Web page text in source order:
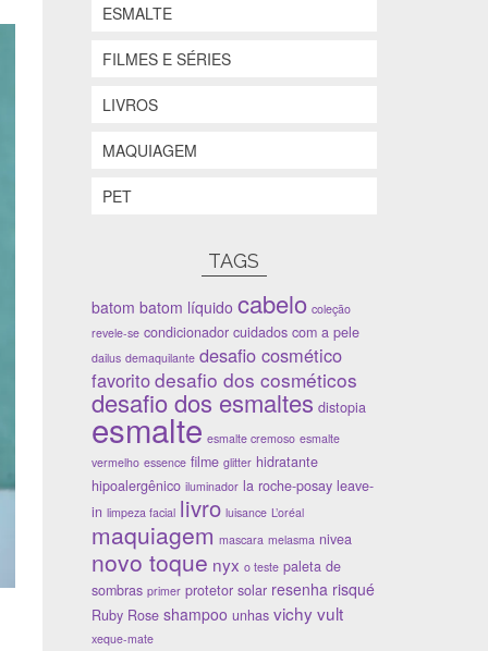
ESMALTE
FILMES E SÉRIES
LIVROS
MAQUIAGEM
PET
TAGS
batom batom líquido cabelo coleção
revele-se condicionador cuidados com a pele
dailus demaquilante desafio cosmético
favoritodesafio dos cosméticos
desafio dos esmaltes distopia
esmalte esmalte cremoso esmalte
vermelho essence filme glitter hidratante
hipoalergênico iluminador la roche-posay leave-
in limpeza facial livro luisance L’oréal
maquiagem mascara melasma nivea
novo toque nyx o teste paleta de
sombras primer protetor solar resenha risqué
Ruby Rose shampoo unhas vichy vult
xeque-mate